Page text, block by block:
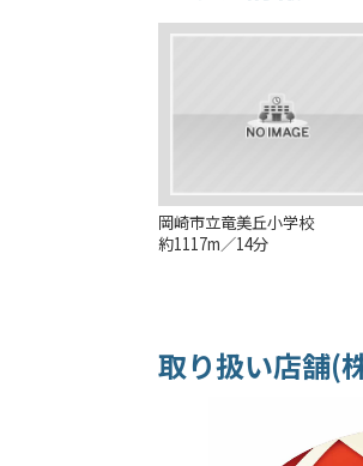
岡崎市立竜美丘小学校
約1117m／14分
取り扱い店舗(